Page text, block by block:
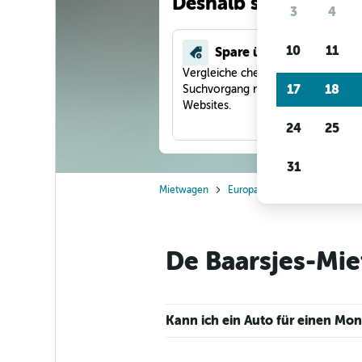
Spare über 40 %
Vergleiche checkfelix in einem
Suchvorgang mit anderen Reise-
Websites.
Mietwagen Europa
De Baarsjes-
Kann ich ein Auto für einen
3 4
10 11
17 18
24 25
31